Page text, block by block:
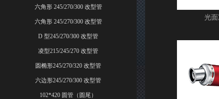
六角形 245/270/300 改型管
六角形 245/270/300 改型管
D 型245/270/300 改型管
凌型215/245/270 改型管
圆椭形245/270/320 改型管
六边形245/270/300 改型管
102*420 圆管（圆尾）
光